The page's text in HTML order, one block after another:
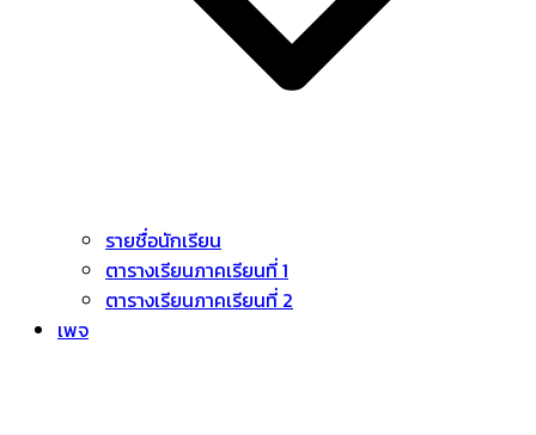
รายชื่อนักเรียน
ตารางเรียนภาคเรียนที่ 1
ตารางเรียนภาคเรียนที่ 2
เพจ